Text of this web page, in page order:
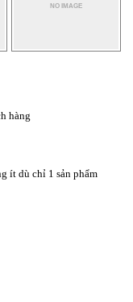
hàng
ít dù chỉ 1 sản phẩm